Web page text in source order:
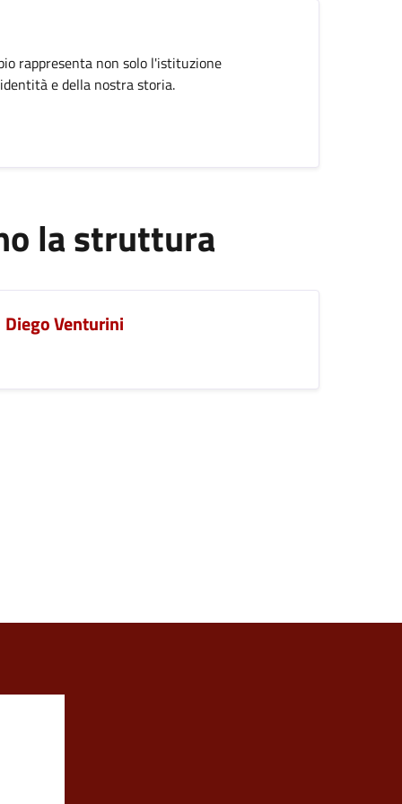
rappresenta non solo l'istituzione
e della nostra storia.
la struttura
Diego Venturini